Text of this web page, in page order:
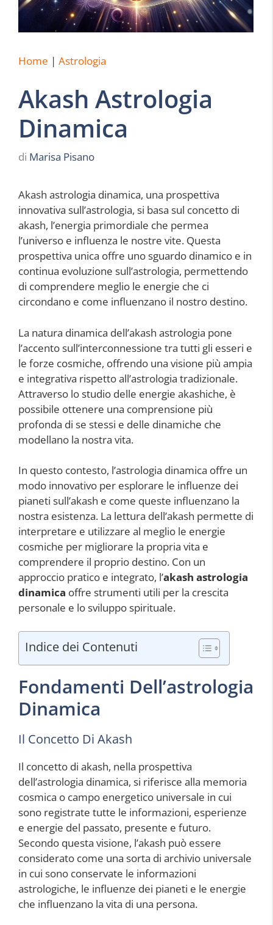
Home | Astrologia
Akash Astrologia
Dinamica
di Marisa Pisano
Akash astrologia dinamica, una prospettiva
innovativa sull’astrologia, si basa sul concetto di
akash, l’energia primordiale che permea
l’universo e influenza le nostre vite. Questa
prospettiva unica offre uno sguardo dinamico e in
continua evoluzione sull’astrologia, permettendo
di comprendere meglio le energie che ci
circondano e come influenzano il nostro destino.
La natura dinamica dell’akash astrologia pone
l’accento sull’interconnessione tra tutti gli esseri e
le forze cosmiche, offrendo una visione più ampia
e integrativa rispetto all’astrologia tradizionale.
Attraverso lo studio delle energie akashiche, è
possibile ottenere una comprensione più
profonda di se stessi e delle dinamiche che
modellano la nostra vita.
In questo contesto, l’astrologia dinamica offre un
modo innovativo per esplorare le influenze dei
pianeti sull’akash e come queste influenzano la
nostra esistenza. La lettura dell’akash permette di
interpretare e utilizzare al meglio le energie
cosmiche per migliorare la propria vita e
comprendere il proprio destino. Con un
approccio pratico e integrato, l’akash astrologia
dinamica offre strumenti utili per la crescita
personale e lo sviluppo spirituale.
Indice dei Contenuti
Fondamenti Dell’astrologia
Dinamica
Il Concetto Di Akash
Il concetto di akash, nella prospettiva
dell’astrologia dinamica, si riferisce alla memoria
cosmica o campo energetico universale in cui
sono registrate tutte le informazioni, esperienze
e energie del passato, presente e futuro.
Secondo questa visione, l’akash può essere
considerato come una sorta di archivio universale
in cui sono conservate le informazioni
astrologiche, le influenze dei pianeti e le energie
che influenzano la vita di una persona.